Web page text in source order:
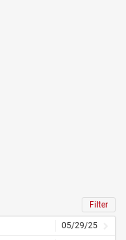
Filter
05/29/25